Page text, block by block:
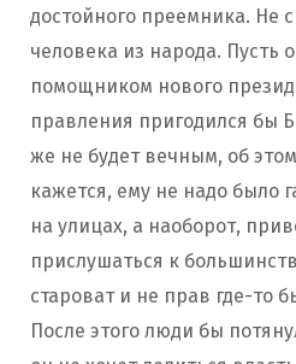
достойного преемника. Не
человека из народа. Пусть
помощником нового
правления пригодился бы
же не будет вечным, об
кажется, ему не надо было
на улицах, а наоборот,
прислушаться к
староват и не прав где-то
После этого люди бы